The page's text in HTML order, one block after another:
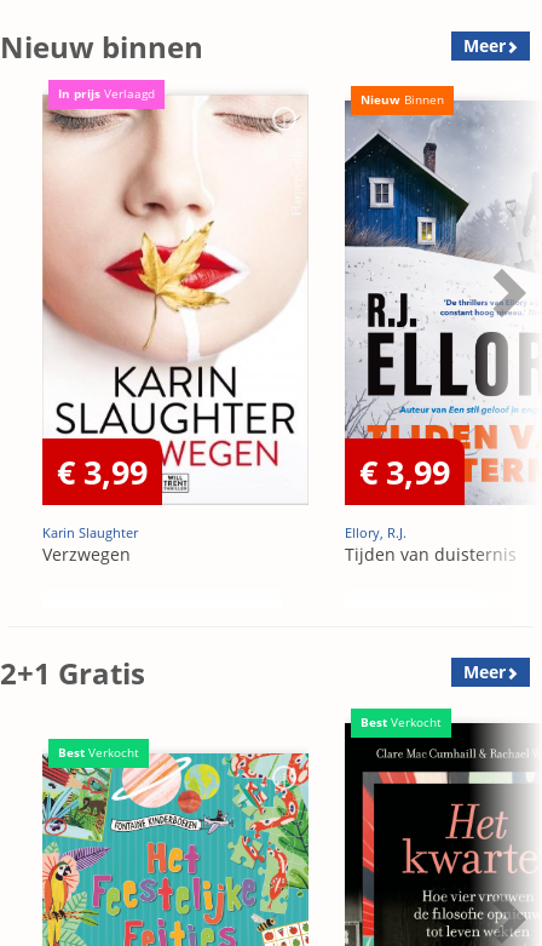
Nieuw binnen Meer
In prijs Verlaagd
€ 3,99
Karin Slaughter
Verzwegen
Nieuw Binnen
€ 3,99
Ellory, R.J.
Tijden van duisternis
2+1 Gratis Meer
Best Verkocht
Best Verkocht